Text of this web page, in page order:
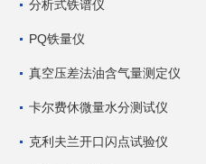
分析式铁谱仪
PQ铁量仪
真空压差法油含气量测定仪
卡尔费休微量水分测试仪
克利夫兰开口闪点试验仪